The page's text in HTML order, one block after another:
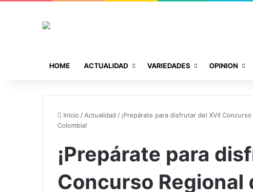
HOME ACTUALIDAD VARIEDADES OPINION
Inicio / Actualidad / ¡Prepárate para disfrutar del XVII
Colombia!
¡Prepárate para
Concurso Regional